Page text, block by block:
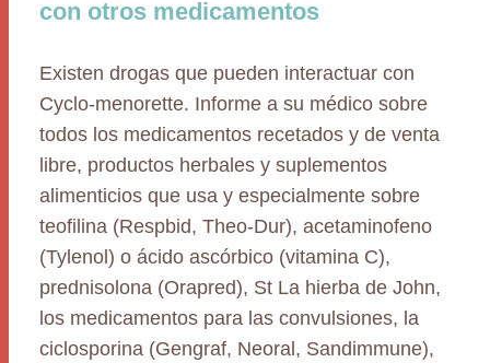
con otros medicamentos
Existen drogas que pueden interactuar con
Cyclo-menorette. Informe a su médico sobre
todos los medicamentos recetados y de venta
libre, productos herbales y suplementos
alimenticios que usa y especialmente sobre
teofilina (Respbid, Theo-Dur), acetaminofeno
(Tylenol) o ácido ascórbico (vitamina C),
prednisolona (Orapred), St La hierba de John,
los medicamentos para las convulsiones, la
ciclosporina (Gengraf, Neoral, Sandimmune),